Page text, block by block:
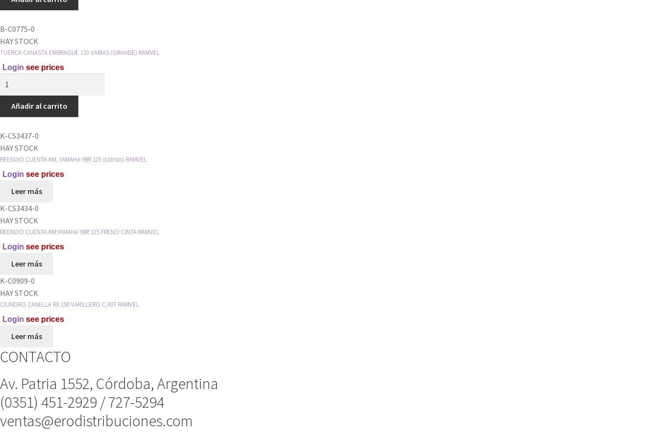
4
TORNILLO
RAMVEL
cantidad
B-C0775-0
HAY STOCK
TUERCA CANASTA EMBRAGUE 110 VARIAS (GRANDE) RAMVEL
Login see prices
EMBRAGUE
110
(GRANDE)
RAMVEL
cantidad
Añadir al carrito
K-CS3437-0
HAY STOCK
REENVIO CUENTA KM. YAMAHA YBR 125 (c/disco) RAMVEL
Login see prices
Leer más
K-CS3434-0
HAY STOCK
REENVIO CUENTA KM.YAMAHA YBR 125 FRENO CINTA RAMVEL
Login see prices
Leer más
K-C0909-0
HAY STOCK
CILINDRO ZANELLA RX 150 VARILLERO C/KIT RAMVEL
Login see prices
Leer más
CONTACTO
Av. Patria 1552, Córdoba, Argentina
(0351) 451-2929 / 727-5294
ventas@erodistribuciones.com